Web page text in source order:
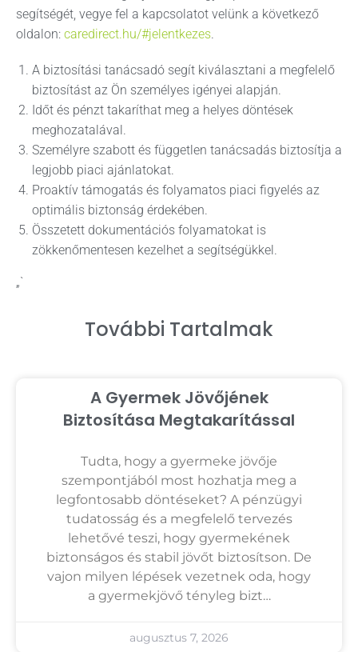
segítségét, vegye fel a kapcsolatot velünk a következő
oldalon: caredirect.hu/#jelentkezes.
A biztosítási tanácsadó segít kiválasztani a megfelelő
biztosítást az Ön személyes igényei alapján.
Időt és pénzt takaríthat meg a helyes döntések
meghozatalával.
Személyre szabott és független tanácsadás biztosítja a
legjobb piaci ajánlatokat.
Proaktív támogatás és folyamatos piaci figyelés az
optimális biztonság érdekében.
Összetett dokumentációs folyamatokat is
zökkenőmentesen kezelhet a segítségükkel.
„`
További Tartalmak
A Gyermek Jövőjének
Biztosítása Megtakarítással
Tudta, hogy a gyermeke jövője
szempontjából most hozhatja meg a
legfontosabb döntéseket? A pénzügyi
tudatosság és a megfelelő tervezés
lehetővé teszi, hogy gyermekének
biztonságos és stabil jövőt biztosítson. De
vajon milyen lépések vezetnek oda, hogy
a gyermekjövő tényleg bizt…
augusztus 7, 2026